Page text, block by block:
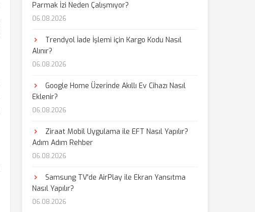
Parmak İzi Neden Çalışmıyor?
06.08.2026
Trendyol İade İşlemi için Kargo Kodu Nasıl
Alınır?
06.08.2026
Google Home Üzerinde Akıllı Ev Cihazı Nasıl
Eklenir?
06.08.2026
Ziraat Mobil Uygulama ile EFT Nasıl Yapılır?
Adım Adım Rehber
06.08.2026
Samsung TV'de AirPlay ile Ekran Yansıtma
Nasıl Yapılır?
06.08.2026